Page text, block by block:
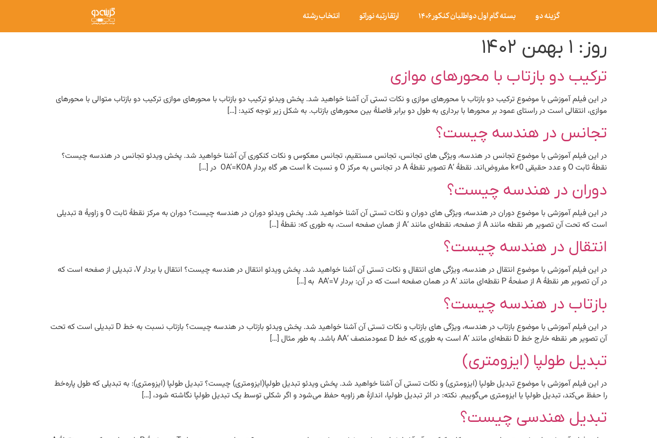
گزینه دو بسته گام اول دواطلبان کنکور ۱۴۰۶ ارتقا رتبه نوراتو انتخاب رشته
روز: ۱ بهمن ۱۴۰۲
ترکیب دو بازتاب با محورهای موازی
در این فیلم آموزشی با موضوع ترکیب دو بازتاب با محورهای موازی و نکات تستی آن آشنا خواهید شد. پخش ویدئو ترکیب دو بازتاب با محورهای موازی ترکیب دو بازتاب متوالی با محورهای
موازی، انتقالی است در راستای عمود بر محورها با برداری به ‏طول دو برابر فاصلۀ بین محورهای بازتاب. به شکل زیر توجه کنید: […]
تجانس در هندسه چیست؟
در این فیلم آموزشی با موضوع تجانس در هندسه، ویژگی های تجانس، تجانس مستقیم، تجانس معکوس و نکات کنکوری آن آشنا خواهید شد. پخش ویدئو تجانس در هندسه چیست؟
نقطۀ ثابت O و عدد حقیقی k≠0 مفروض‌اند. نقطۀ ‘A تصویر نقطۀ A در تجانس به مرکز O و نسبت k است هر گاه بردار OA’=KOA در […]
دوران در هندسه چیست؟
در این فیلم آموزشی با موضوع دوران در هندسه، ویژگی های دوران و نکات تستی آن آشنا خواهید شد. پخش ویدئو دوران در هندسه چیست؟ دوران به مرکز نقطۀ ثابت O و زاویۀ a تبدیلی
است که تحت آن تصویر هر نقطه مانند A از صفحه، نقطه‌ای مانند ‘A از همان صفحه است، به طوری که: نقطۀ […]
انتقال در هندسه چیست؟
در این فیلم آموزشی با موضوع انتقال در هندسه، ویژگی های انتقال و نکات تستی آن آشنا خواهید شد. پخش ویدئو انتقال در هندسه چیست؟ انتقال با بردار V، تبدیلی از صفحه است که
در آن تصویر هر نقطۀ A از صفحۀ P نقطه‌ای مانند ‘A در همان صفحه است که در آن: بردار AA’=V به […]
بازتاب در هندسه چیست؟
در این فیلم آموزشی با موضوع بازتاب در هندسه، ویژگی های بازتاب و نکات تستی آن آشنا خواهید شد. پخش ویدئو بازتاب در هندسه چیست؟ بازتاب نسبت به خط D تبدیلی است که تحت
آن تصویر هر نقطه خارج خط D نقطه‌ای مانند ‘A است به طوری که خط D عمودمنصف ‘AA باشد. به طور مثال […]
تبدیل طولپا (ایزومتری)
در این فیلم آموزشی با موضوع تبدیل طولپا (ایزومتری) و نکات تستی آن آشنا خواهید شد. پخش ویدئو تبدیل طولپا(ایزومتری) چیست؟ تبدیل طولپا (ایزومتری): به تبدیلی که طول پاره‌خط
را حفظ می‌کند، تبدیل طولپا یا ایزومتری می‌گوییم. نکته: در اثر تبدیل طولپا، اندازۀ هر زاویه حفظ می‌شود و اگر شکلی توسط یک تبدیل طولپا نگاشته شود، […]
تبدیل هندسی چیست؟